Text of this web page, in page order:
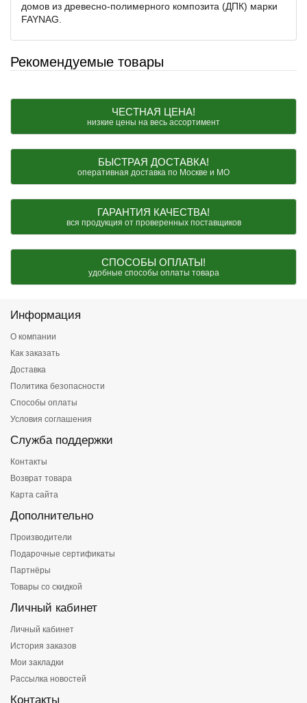
домов из древесно-полимерного композита (ДПК) марки
FAYNAG.
Рекомендуемые товары
ЧЕСТНАЯ ЦЕНА!
низкие цены на весь ассортимент
БЫСТРАЯ ДОСТАВКА!
оперативная доставка по Москве и МО
ГАРАНТИЯ КАЧЕСТВА!
вся продукция от проверенных поставщиков
СПОСОБЫ ОПЛАТЫ!
удобные способы оплаты товара
Информация
О компании
Как заказать
Доставка
Политика безопасности
Способы оплаты
Условия соглашения
Служба поддержки
Контакты
Возврат товара
Карта сайта
Дополнительно
Производители
Подарочные сертификаты
Партнёры
Товары со скидкой
Личный кабинет
Личный кабинет
История заказов
Мои закладки
Рассылка новостей
Контакты